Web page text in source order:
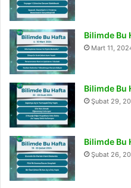
Bilimde Bu
Mart 11,
Bilimde Bu
Şubat 29,
Bilimde Bu
Şubat 26,